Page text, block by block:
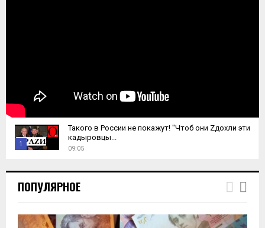
1
h
u
Такого в России не покажут! "Чтоб они Zдохли эти
кадыровцы...
09:05
ПОПУЛЯРНОЕ